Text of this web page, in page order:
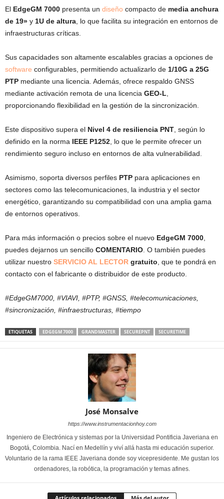
El EdgeGM 7000 presenta un diseño compacto de media anchura
de 19» y 1U de altura , lo que facilita su integración en entornos de
infraestructuras críticas.
Sus capacidades son altamente escalables gracias a opciones de
software configurables, permitiendo actualizarlo de 1/10G a 25G
PTP mediante una licencia. Además, ofrece respaldo GNSS
mediante activación remota de una licencia GEO-L
proporcionando flexibilidad en la gestión de la sincronización.
Este dispositivo supera el Nivel 4 de resiliencia PNT , según lo
definido en la norma IEEE P1252 , lo que le permite ofrecer un
rendimiento seguro incluso en entornos de alta vulnerabilidad.
Asimismo, soporta diversos perfiles PTP para aplicaciones en
sectores como las telecomunicaciones, la industria y el sector
energético, garantizando su compatibilidad con una amplia gama
de entornos operativos.
Para más información o precios sobre el nuevo EdgeGM 7000
puedes dejarnos un sencillo COMENTARIO . O también puedes
utilizar nuestro SERVICIO AL LECTOR gratuito , que te pondrá en
contacto con el fabricante o distribuidor de este producto.
#EdgeGM7000, #VIAVI, #PTP, #GNSS, #telecomunicaciones,
#sincronización, #infraestructuras, #tiempo
ETIQUETAS EDGEGM 7000 GRANDMASTER SECUREPNT SECURETIME
José Monsalve
https://www.instrumentacionhoy.com
Ingeniero de Electrónica y sistemas por la Universidad Pontificia Javeriana en
Bogotá, Colombia. Nací en Medellín y viví allá hasta mi educación superior.
Voluntario de la rama IEEE Javeriana donde soy vicepresidente. Me gustan los
ordenadores, la robótica, la programación y temas afines.